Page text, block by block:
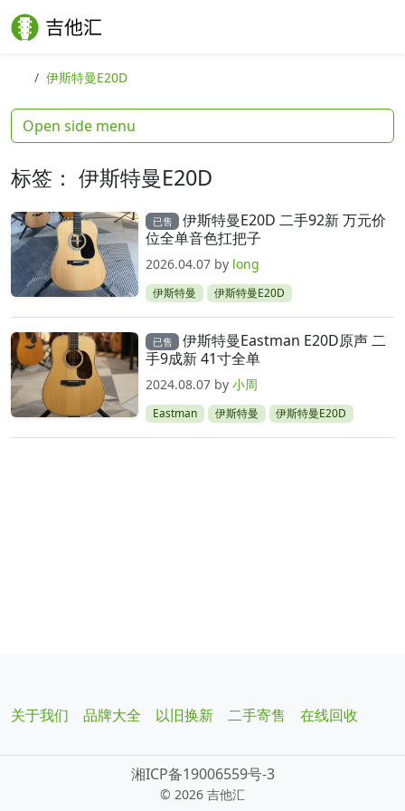
Skip to content
Skip to footer
伊斯特曼E20D
标签： 伊斯特曼E20D
已售
伊斯特曼E20D 二手92新 万元价
位全单音色扛把子
2026.04.07 by long
伊斯特曼 伊斯特曼E20D
已售
伊斯特曼Eastman E20D原声 二
手9成新 41寸全单
2024.08.07 by小周
Eastman 伊斯特曼 伊斯特曼E20D
Open side menu
关于我们 品牌大全 以旧换新 二手寄售 在线回收
湘ICP备19006559号-3
© 2026 吉他汇